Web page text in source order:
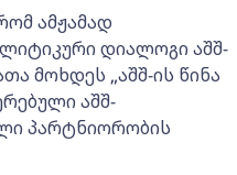
ამჟამად
დიალოგი აშშ-
მოხდეს „აშშ-ის წინა
აშშ-
პარტნიორობის